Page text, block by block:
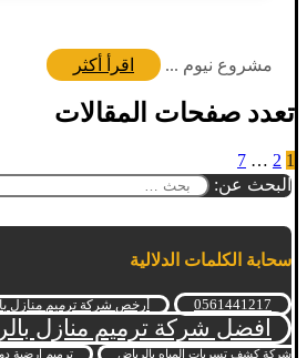
مشروع نيوم ... اقرأ أكثر
تعدد صفحات المقالات
1
2
…
7
البحث عن:
سحابة الكلمات الدلالية
0561441217 أرخص شركة ترميم منازل
افضل شركة ترميم منازل
شركة كشف تسربات المياه بالرياض
ترميم ارضية